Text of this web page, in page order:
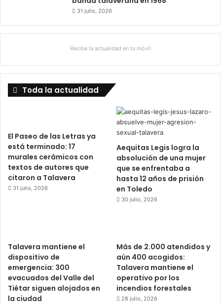
31 julio, 2026
Recibe la actualidad en tu móvil
Toda la actualidad
El Paseo de las Letras ya
está terminado: 17
murales cerámicos con
textos de autores que
citaron a Talavera
31 julio, 2026
Aequitas Legis logra la
absolución de una mujer
que se enfrentaba a
hasta 12 años de prisión
en Toledo
30 julio, 2026
Talavera mantiene el
dispositivo de
emergencia: 300
evacuados del Valle del
Tiétar siguen alojados en
la ciudad
Más de 2.000 atendidos y
aún 400 acogidos:
Talavera mantiene el
operativo por los
incendios forestales
28 julio, 2026